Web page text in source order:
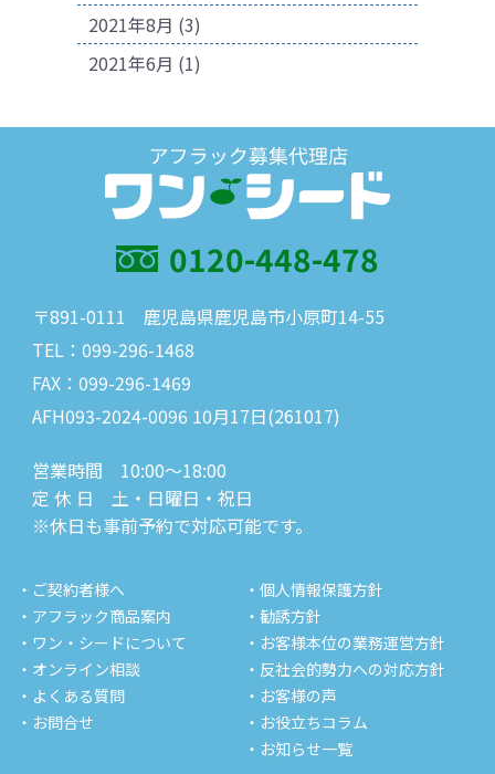
2021年8月 (3)
2021年6月 (1)
0120-448-478
〒891-0111 鹿児島県鹿児島市小原町14-55
TEL：099-296-1468
FAX：099-296-1469
AFH093-2024-0096 10月17日(261017)
営業時間 10:00～18:00
定 休 日 土・日曜日・祝日
※休日も事前予約で対応可能です。
・ご契約者様へ
・アフラック商品案内
・ワン・シードについて
・オンライン相談
・よくある質問
・お問合せ
・個人情報保護方針
・勧誘方針
・お客様本位の業務運営方針
・反社会的勢力への対応方針
・お客様の声
・お役立ちコラム
・お知らせ一覧